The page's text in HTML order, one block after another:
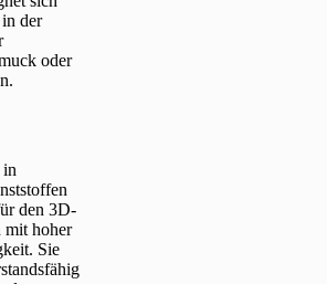
der
oder
in
den 3D-
mit hoher
Sie